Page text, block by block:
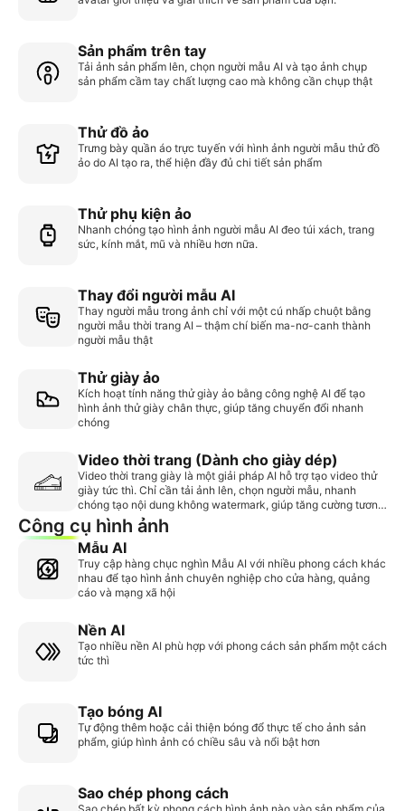
Sản phẩm trên tay
Tải ảnh sản phẩm lên, chọn người mẫu AI và tạo ảnh chụp
sản phẩm cầm tay chất lượng cao mà không cần chụp thật
Thử đồ ảo
Trưng bày quần áo trực tuyến với hình ảnh người mẫu thử đồ
ảo do AI tạo ra, thể hiện đầy đủ chi tiết sản phẩm
Thử phụ kiện ảo
Nhanh chóng tạo hình ảnh người mẫu AI đeo túi xách, trang
sức, kính mắt, mũ và nhiều hơn nữa.
Thay đổi người mẫu AI
Thay người mẫu trong ảnh chỉ với một cú nhấp chuột bằng
người mẫu thời trang AI – thậm chí biến ma-nơ-canh thành
người mẫu thật
Thử giày ảo
Kích hoạt tính năng thử giày ảo bằng công nghệ AI để tạo
hình ảnh thử giày chân thực, giúp tăng chuyển đổi nhanh
chóng
Video thời trang (Dành cho giày dép)
Video thời trang giày là một giải pháp AI hỗ trợ tạo video thử
giày tức thì. Chỉ cần tải ảnh lên, chọn người mẫu, nhanh
chóng tạo nội dung không watermark, giúp tăng cường tương
tác và nâng cao tỷ lệ chuyển đổi bán hàng.
Công cụ hình ảnh
Mẫu AI
Truy cập hàng chục nghìn Mẫu AI với nhiều phong cách khác
nhau để tạo hình ảnh chuyên nghiệp cho cửa hàng, quảng
cáo và mạng xã hội
Nền AI
Tạo nhiều nền AI phù hợp với phong cách sản phẩm một cách
tức thì
Tạo bóng AI
Tự động thêm hoặc cải thiện bóng đổ thực tế cho ảnh sản
phẩm, giúp hình ảnh có chiều sâu và nổi bật hơn
Sao chép phong cách